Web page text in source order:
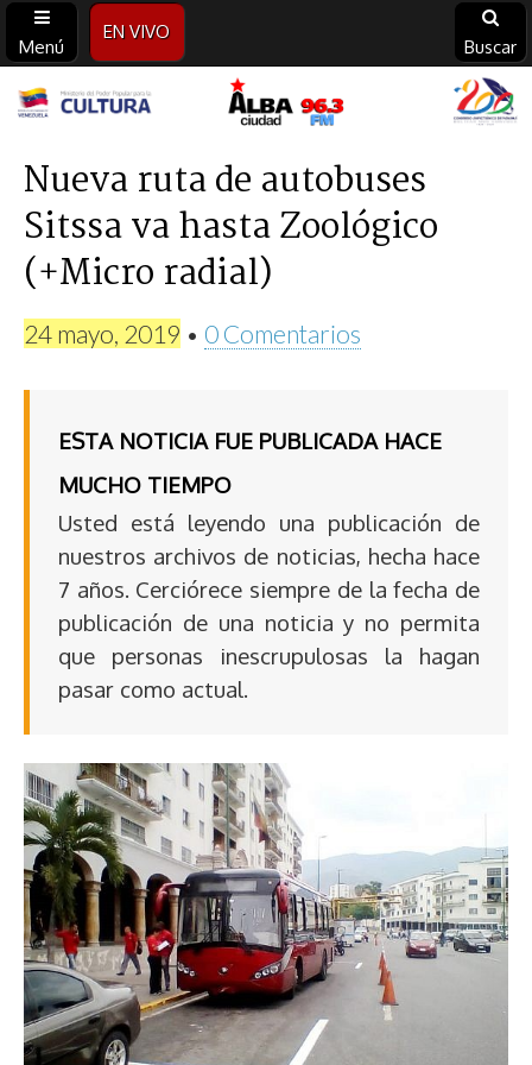
Menú
EN VIVO
Buscar
Alba
Ciudad
96.3
FM
Nueva ruta de autobuses
Sitssa va hasta Zoológico
(+Micro radial)
24 mayo, 2019 • 0 Comentarios
ESTA NOTICIA FUE PUBLICADA HACE
MUCHO TIEMPO
Usted está leyendo una publicación de
nuestros archivos de noticias, hecha hace
7 años. Cerciórece siempre de la fecha de
publicación de una noticia y no permita
que personas inescrupulosas la hagan
pasar como actual.